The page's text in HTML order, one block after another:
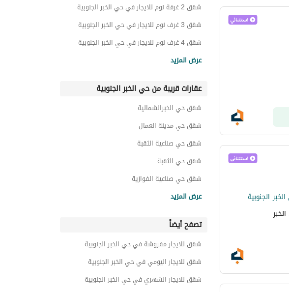
الجنوبية
شقق 2 غرفة نوم للايجار في حي الخبر الجنوبية
شقق 3 غرف نوم للايجار في حي الخبر الجنوبية
شقق 4 غرف نوم للايجار في حي الخبر الجنوبية
عرض المزيد
عقارات قريبة من حي الخبر الجنوبية
شقق حي الخبرالشمالية
شقق حي مدينة العمال
شقق حي صناعية الثقبة
شقق حي الثقبة
شقق حي صناعية الفوازية
شقق حي اليرموك
شقق حي الحزام الذهبي
شقق حي الخور
عرض المزيد
تصفح أيضاً
شقق للايجار مفروشة في حي الخبر الجنوبية
شقق للايجار اليومي في حي الخبر الجنوبية
شقق للايجار الشهري في حي الخبر الجنوبية